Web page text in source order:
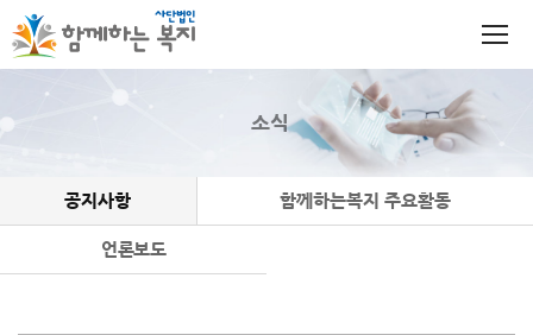
소식
공지사항 함께하는복지 주요활동
언론보도